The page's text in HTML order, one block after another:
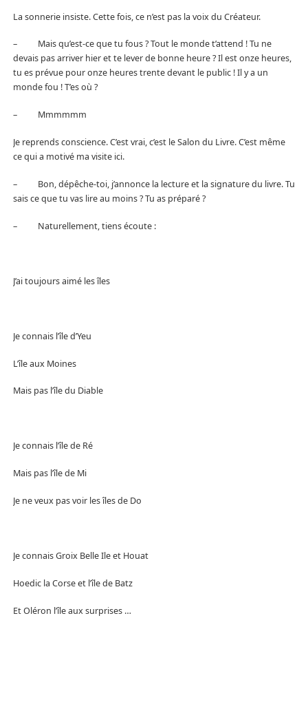
La sonnerie insiste. Cette fois, ce n’est pas la voix du Créateur.
– Mais qu’est-ce que tu fous ? Tout le monde t’attend ! Tu ne
devais pas arriver hier et te lever de bonne heure ? Il est onze heures,
tu es prévue pour onze heures trente devant le public ! Il y a un
monde fou ! T’es où ?
– Mmmmmm
Je reprends conscience. C’est vrai, c’est le Salon du Livre. C’est même
ce qui a motivé ma visite ici.
– Bon, dépêche-toi, j’annonce la lecture et la signature du livre. Tu
sais ce que tu vas lire au moins ? Tu as préparé ?
– Naturellement, tiens écoute :
J’ai toujours aimé les îles
Je connais l’île d’Yeu
L’île aux Moines
Mais pas l’île du Diable
Je connais l’île de Ré
Mais pas l’île de Mi
Je ne veux pas voir les îles de Do
Je connais Groix Belle Ile et Houat
Hoedic la Corse et l’île de Batz
Et Oléron l’île aux surprises …